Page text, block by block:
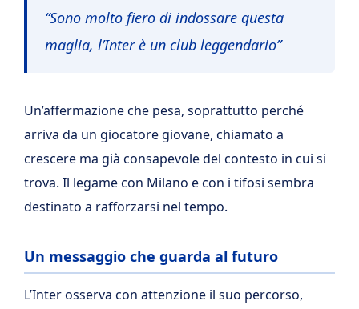
“Sono molto fiero di indossare questa
maglia, l’Inter è un club leggendario”
Un’affermazione che pesa, soprattutto perché
arriva da un giocatore giovane, chiamato a
crescere ma già consapevole del contesto in cui si
trova. Il legame con Milano e con i tifosi sembra
destinato a rafforzarsi nel tempo.
Un messaggio che guarda al futuro
L’Inter osserva con attenzione il suo percorso,